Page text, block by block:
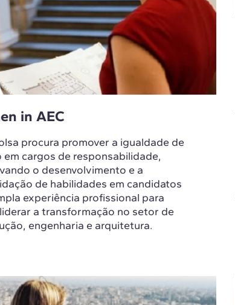
in AEC
procura promover a igualdade de
em cargos de responsabilidade,
o desenvolvimento e a
de habilidades em candidatos
experiência profissional para
a transformação no setor de
engenharia e arquitetura.